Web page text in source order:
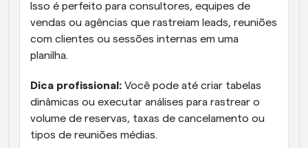
Isso é perfeito para consultores, equipes de
vendas ou agências que rastreiam leads, reuniões
com clientes ou sessões internas em uma
planilha.
Dica profissional: Você pode até criar tabelas
dinâmicas ou executar análises para rastrear o
volume de reservas, taxas de cancelamento ou
tipos de reuniões médias.